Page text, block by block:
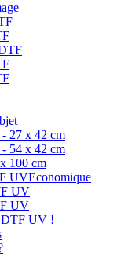
27 x 42 cm
54 x 42 cm
100 cm
UVEconomique
UV
UV
DTF UV !